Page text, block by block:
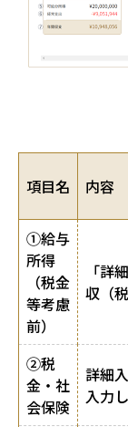
項目名 内容
①給与
所得
（税金
等考慮
前）
「詳
収（
②税
金・社
会保険
詳細
入力